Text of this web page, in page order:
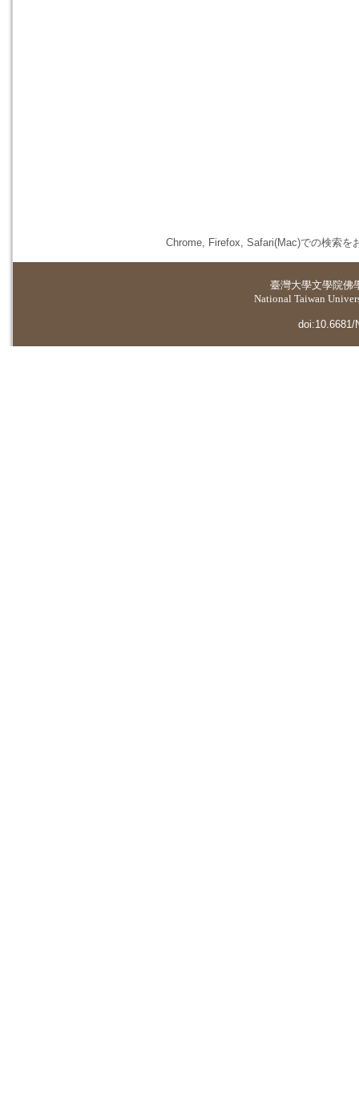
Chrome, Firefox, Safari(Mac)での検索を
臺灣大學文學院佛
National Taiwan
doi:10.6681/